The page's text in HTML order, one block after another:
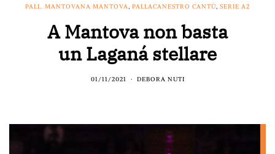
PALL. MANTOVANA MANTOVA, PALLACANESTRO CANTÙ, SERIE A2
A Mantova non basta
un Laganá stellare
01/11/2021 DEBORA NUTI